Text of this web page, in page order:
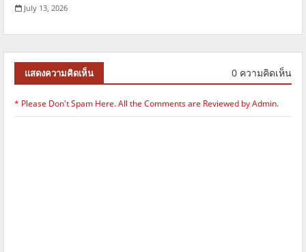
July 13, 2026
แสดงความคิดเห็น 0 ความคิดเห็น
* Please Don't Spam Here. All the Comments are Reviewed by Admin.